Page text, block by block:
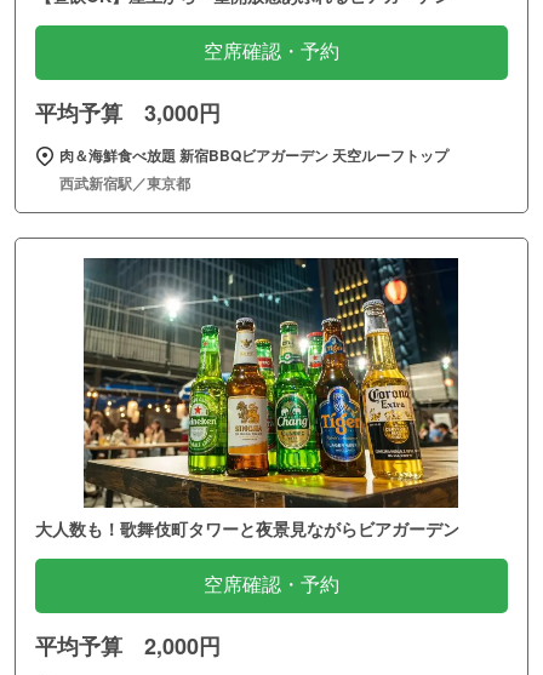
空席確認・予約
平均予算 3,000円
肉＆海鮮食べ放題 新宿BBQビアガーデン 天空ルーフトップ
西武新宿駅／東京都
大人数も！歌舞伎町タワーと夜景見ながらビアガーデン
空席確認・予約
平均予算 2,000円